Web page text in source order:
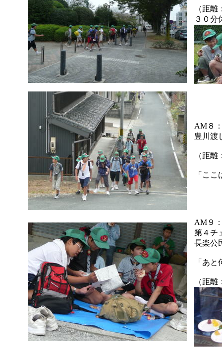
（距
３０分
AM８
豊川渡
（距
「こ
AM９
第４チ
長楽公
「あ
（距